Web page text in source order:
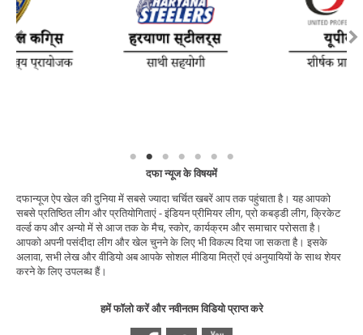
दफा न्यूज के विषयमें
दफान्यूज ऐप खेल की दुनिया में सबसे ज्यादा चर्चित खबरें आप तक पहुंचाता है। यह आपको
सबसे प्रतिष्ठित लीग और प्रतियोगिताएं - इंडियन प्रीमियर लीग, प्रो कबड्डी लीग, क्रिकेट
वर्ल्ड कप और अन्यो में से आज तक के मैच, स्कोर, कार्यक्रम और समाचार परोसता है।
आपको अपनी पसंदीदा लीग और खेल चुनने के लिए भी विकल्प दिया जा सकता है। इसके
अलावा, सभी लेख और वीडियो अब आपके सोशल मीडिया मित्रों एवं अनुयायियों के साथ शेयर
करने के लिए उपलब्ध हैं।
हमें फॉलो करें और नवीनतम विडियो प्राप्त करे